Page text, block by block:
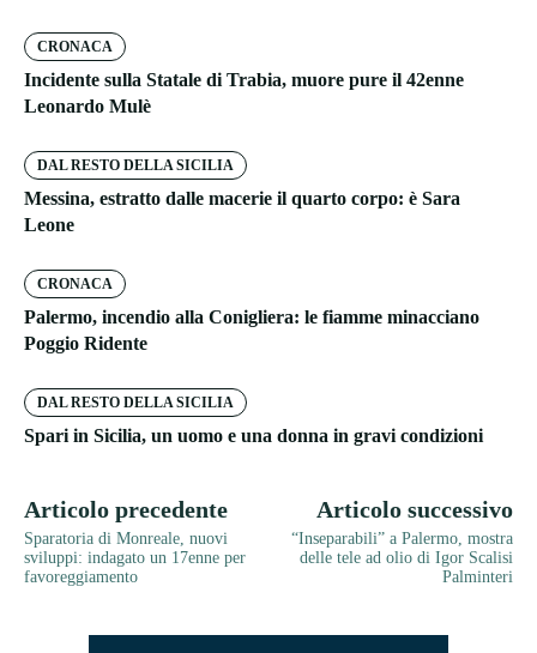
CRONACA
Incidente sulla Statale di Trabia, muore pure il 42enne
Leonardo Mulè
DAL RESTO DELLA SICILIA
Messina, estratto dalle macerie il quarto corpo: è Sara
Leone
CRONACA
Palermo, incendio alla Conigliera: le fiamme minacciano
Poggio Ridente
DAL RESTO DELLA SICILIA
Spari in Sicilia, un uomo e una donna in gravi condizioni
Articolo precedente
Sparatoria di Monreale, nuovi
sviluppi: indagato un 17enne per
favoreggiamento
Articolo successivo
“Inseparabili” a Palermo, mostra
delle tele ad olio di Igor Scalisi
Palminteri